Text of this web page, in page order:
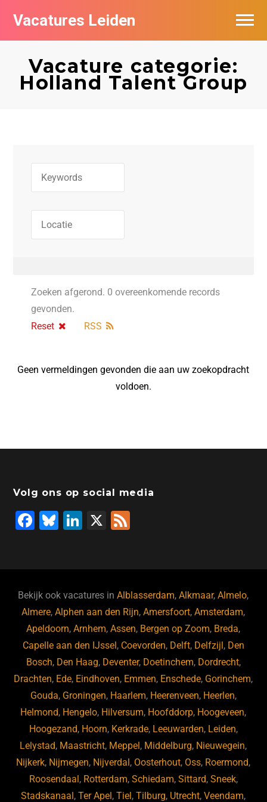
Vacatures Leiden
Vacature categorie:
Holland Talent Group
Zoeken afgerond. 0 overeenkomende records
gevonden.
Reset
RSS
Geen vermeldingen gevonden die aan uw zoekopdracht
voldoen.
Volg ons op social media
F
b
o
o
k
Bl
ky
Li
dI
n
X
Bekijk ook vacatures inAlblasserdam,Alkmaar,Almelo,
Almere,Alphen aan den Rijn,Amersfoort,Amsterdam,
Apeldoorn,Arnhem,Assen, Bergen op Zoom, Breda,
Capelle aan den IJssel , Coevorden, Delft, Delfzijl , Den
Bosch, Den Haag, Deventer, Doetinchem, Dordrecht,
Drachten, Ede, Eindhoven, Emmen, Enschede, Gorinchem,
Gouda, Groningen, Haarlem, Heerenveen, Heerlen,
Helmond, Hengelo, Hilversum, Hoofddorp, Hoogeveen,
Hoogezand, Hoorn, Kerkrade, Leeuwarden, Leiden,
Lelystad, Maastricht, Meppel , Middelburg, Nieuwegein,
Nijkerk, Nijmegen, Nijverdal , Oosterhout, Oss, Roermond,
Roosendaal , Rotterdam, Schiedam, Sittard, Sneek,
Stadskanaal ,Ter Apel ,Tiel ,Tilburg, Utrecht,Veendam,
Vacatures per bedrijf
De populairste vacatures in Leiden